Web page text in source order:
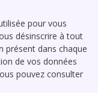
pour vous
désinscrire à tout
présent dans chaque
de vos données
pouvez consulter